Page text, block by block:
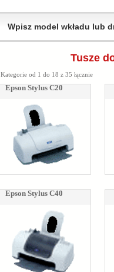
Tusze
Kategorie od 1 do 18 z 35 łącznie
Epson Stylus C20
Epson Stylus C40